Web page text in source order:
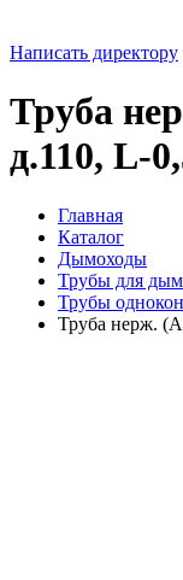
Написать директору
Труба
д.110, L-
Главная
Каталог
Дымоходы
Трубы для
Трубы
Труба нерж.